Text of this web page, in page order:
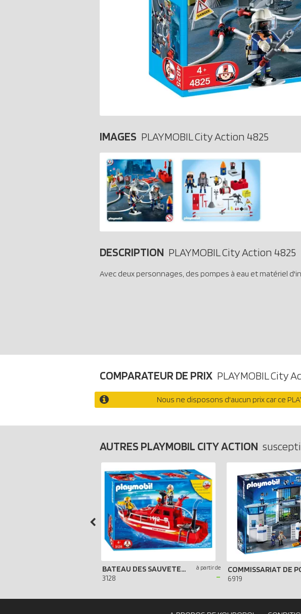
IMAGES PLAYMOBIL City Action 4825
DESCRIPTION PLAYMOBIL City Action 4825
Avec deux personnages, des pompes à eau et matériel
COMPARATEUR DE PRIX PLAYMOBIL City
Nous ne disposons d'aucun prix car ce
AUTRES PLAYMOBIL CITY ACTION
BATEAU DES SAUVETEURS POMPIERS
3128
à partir de
- 6919